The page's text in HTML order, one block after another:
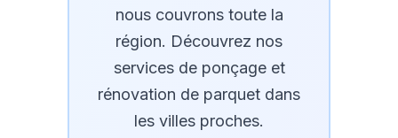
nous couvrons toute la
région. Découvrez nos
services de ponçage et
rénovation de parquet dans
les villes proches.